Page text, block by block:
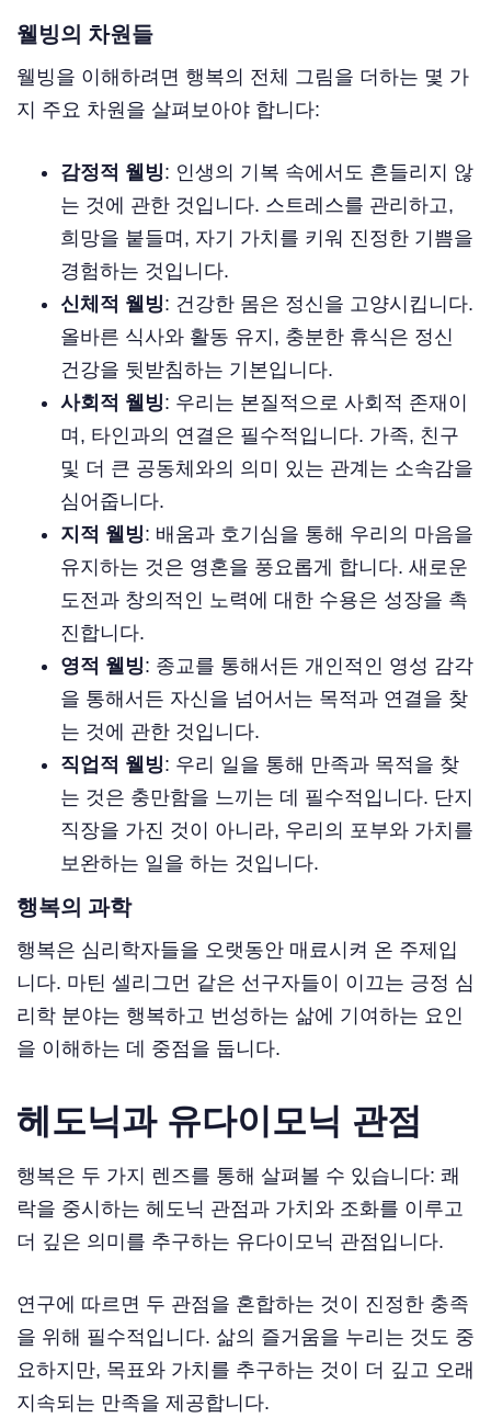
웰빙의 차원들
웰빙을 이해하려면 행복의 전체 그림을 더하는 몇 가
지 주요 차원을 살펴보아야 합니다:
감정적 웰빙: 인생의 기복 속에서도 흔들리지 않
는 것에 관한 것입니다. 스트레스를 관리하고,
희망을 붙들며, 자기 가치를 키워 진정한 기쁨을
경험하는 것입니다.
신체적 웰빙: 건강한 몸은 정신을 고양시킵니다.
올바른 식사와 활동 유지, 충분한 휴식은 정신
건강을 뒷받침하는 기본입니다.
사회적 웰빙: 우리는 본질적으로 사회적 존재이
며, 타인과의 연결은 필수적입니다. 가족, 친구
및 더 큰 공동체와의 의미 있는 관계는 소속감을
심어줍니다.
지적 웰빙: 배움과 호기심을 통해 우리의 마음을
유지하는 것은 영혼을 풍요롭게 합니다. 새로운
도전과 창의적인 노력에 대한 수용은 성장을 촉
진합니다.
영적 웰빙: 종교를 통해서든 개인적인 영성 감각
을 통해서든 자신을 넘어서는 목적과 연결을 찾
는 것에 관한 것입니다.
직업적 웰빙: 우리 일을 통해 만족과 목적을 찾
는 것은 충만함을 느끼는 데 필수적입니다. 단지
직장을 가진 것이 아니라, 우리의 포부와 가치를
보완하는 일을 하는 것입니다.
행복의 과학
행복은 심리학자들을 오랫동안 매료시켜 온 주제입
니다. 마틴 셀리그먼 같은 선구자들이 이끄는 긍정 심
리학 분야는 행복하고 번성하는 삶에 기여하는 요인
을 이해하는 데 중점을 둡니다.
헤도닉과 유다이모닉 관점
행복은 두 가지 렌즈를 통해 살펴볼 수 있습니다: 쾌
락을 중시하는 헤도닉 관점과 가치와 조화를 이루고
더 깊은 의미를 추구하는 유다이모닉 관점입니다.
연구에 따르면 두 관점을 혼합하는 것이 진정한 충족
을 위해 필수적입니다. 삶의 즐거움을 누리는 것도 중
요하지만, 목표와 가치를 추구하는 것이 더 깊고 오래
지속되는 만족을 제공합니다.